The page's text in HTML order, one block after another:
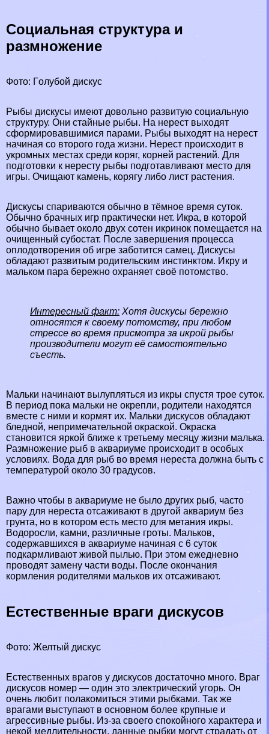
Социальная структура и
размножение
Фото: Гoлyбой дискус
Рыбы дискусы имеют довольно развитую социальную
структуру. Они стайные рыбы. На нерест выходят
сформировавшимися парами. Рыбы выходят на нерест
начиная со второго года жизни. Нерест происходит в
укромных местах среди коряг, корней растений. Для
подготовки к нересту рыбы подготавливают место для
игры. Очищают камень, корягу либо лист растения.
Дискусы спариваются обычно в тёмное время суток.
Обычно брачных игр пpaктически нет. Икра, в которой
обычно бывает около двух сотен икринок помещается на
очищенный субостат. После завершения процесса
оплодотворения об игре заботится самец. Дискусы
обладают развитым родительским инстинктом. Икру и
мальком пара бережно охраняет своё потомство.
Интересный факт: Хотя дискусы бережно
относятся к своему потомству, при любом
стрессе во время присмотра за икрой рыбы
производители могут её самостоятельно
съесть.
Мальки начинают вылупляться из икры спустя трое суток.
В период пока мальки не окрепли, родители находятся
вместе с ними и кормят их. Мальки дискусов обладают
бледной, непримечательной окраской. Окраска
становится яркой ближе к третьему месяцу жизни малька.
Размножение рыб в аквариуме происходит в особых
условиях. Вода для рыб во время нереста должна быть с
температурой около 30 градусов.
Важно чтобы в аквариуме не было других рыб, часто
пару для нереста отсаживают в другой аквариум без
грунта, но в котором есть место для метания икры.
Водоросли, камни, различные гроты. Мальков,
содержавшихся в аквариуме начиная с 6 суток
подкармливают живой пылью. При этом ежедневно
проводят замену части воды. После окончания
кормления родителями мальков их отсаживают.
Естественные враги дискусов
Фото: Желтый дискус
Естественных врагов у дискусов достаточно много. Враг
дискусов номер — один это электрический угорь. Он
очень любит полакомиться этими рыбками. Так же
врагами выступают в основном более крупные и
агрессивные рыбы. Из-за своего спокойного хаpaктера и
некой медлительности, данные рыбки могут страдать от